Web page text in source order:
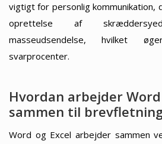
vigtigt for personlig kommunikation,
oprettelse af
masseudsendelse, hvilket
svarprocenter.
Hvordan arbejder Word
sammen til
Word og Excel arbejder sammen